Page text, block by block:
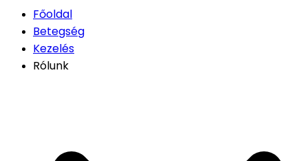
Főoldal
Betegség
Kezelés
Rólunk